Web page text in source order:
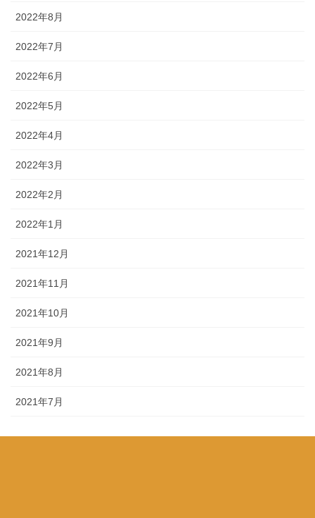
2022年8月
2022年7月
2022年6月
2022年5月
2022年4月
2022年3月
2022年2月
2022年1月
2021年12月
2021年11月
2021年10月
2021年9月
2021年8月
2021年7月